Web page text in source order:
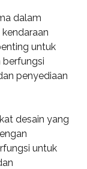
dalam
untuk
berfungsi
penyediaan
desain yang
untuk